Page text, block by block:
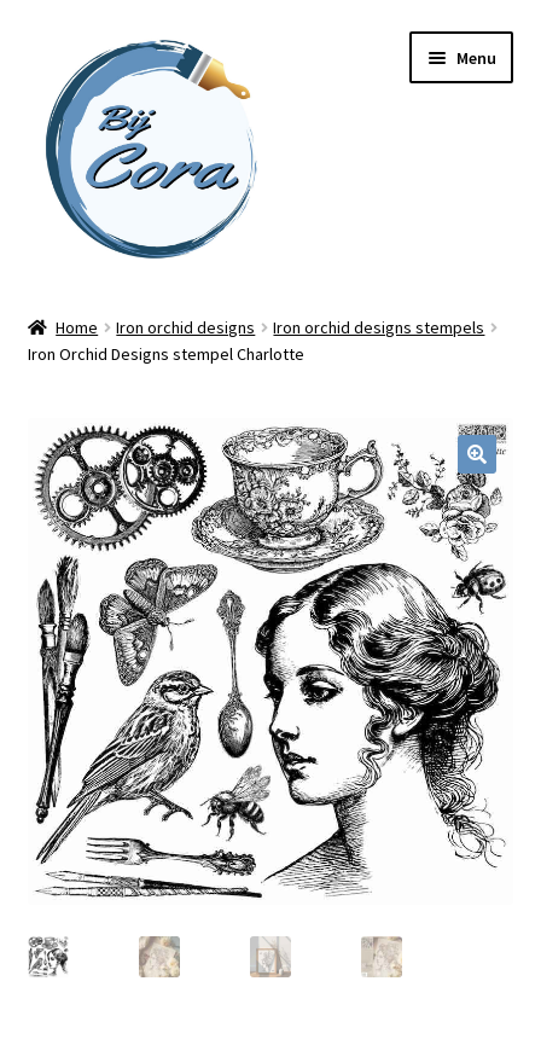
naar
navigatie
inhoud
Menu
Workshops
Online cursussen
Shop
Blog / DIY / Tutorials
Over mij
Contact
Home Iron orchid designs
Iron orchid designs stempels
Iron Orchid Designs stempel Charlotte